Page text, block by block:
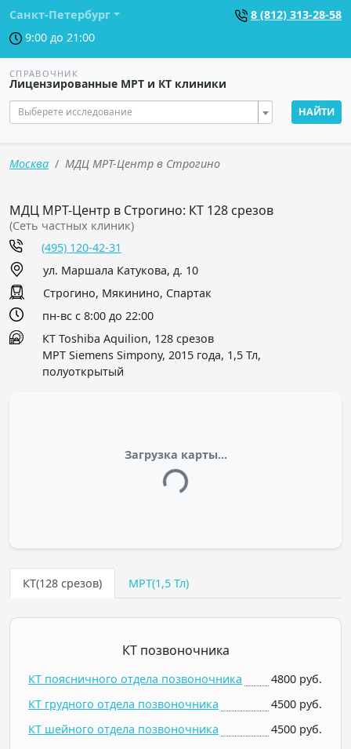
Санкт-Петербург
8 (812) 313-28-58
9:00 до 21:00
СПРАВОЧНИК
Лицензированные МРТ и КТ клиники
Выберете исследование НАЙТИ
Москва МДЦ МРТ-Центр в Строгино
МДЦ МРТ-Центр в Строгино: КТ 128 срезов
(Сеть частных клиник)
(495) 120-42-31
ул. Маршала Катукова, д. 10
Строгино, Мякинино, Спартак
пн-вс с 8:00 до 22:00
КТ Toshiba Aquilion, 128 срезов
МРТ Siemens Simpony, 2015 года, 1,5 Тл,
полуоткрытый
Загрузка карты...
КТ(128 срезов) МРТ(1,5 Тл)
КТ позвоночника
КТ поясничного отдела позвоночника
4800 руб.
КТ грудного отдела позвоночника
4500 руб.
КТ шейного отдела позвоночника
4500 руб.